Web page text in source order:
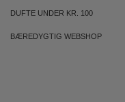
DUFTE UNDER KR. 100
BÆREDYGTIG WEBSHOP